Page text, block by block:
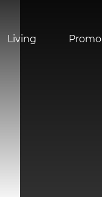
Living Promo